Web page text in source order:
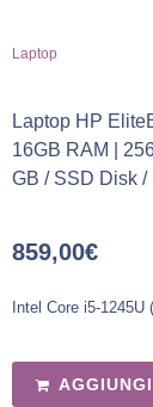
Laptop
Laptop HP
16GB RAM |
GB / SSD Disk /
859,00€
Intel Core i5-1245U